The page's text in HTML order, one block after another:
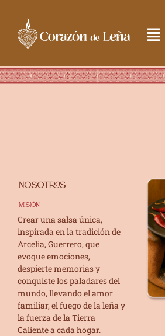
Crear una salsa única,
inspirada en la tradición de
Arcelia, Guerrero, que
evoque emociones,
despierte memorias y
conquiste los paladares del
mundo, llevando el amor
familiar, el fuego de la leña y
la fuerza de la Tierra
Caliente a cada hogar.